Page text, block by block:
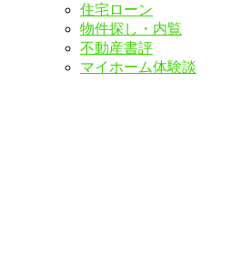
住宅ローン
物件探し・内覧
不動産書評
マイホーム体験談